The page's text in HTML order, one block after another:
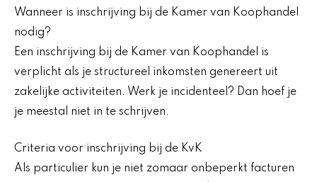
Wanneer is inschrijving bij de Kamer van Koophandel
nodig?
Een inschrijving bij de Kamer van Koophandel is
verplicht als je structureel inkomsten genereert uit
zakelijke activiteiten. Werk je incidenteel? Dan hoef je
je meestal niet in te schrijven.
Criteria voor inschrijving bij de KvK
Als particulier kun je niet zomaar onbeperkt facturen